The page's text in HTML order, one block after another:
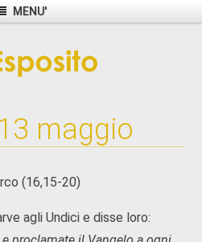
MENU'
maggio
(16,15-20)
agli Undici e disse loro: